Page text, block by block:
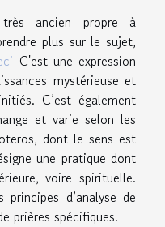
ancien propre à
plus sur le sujet,
C'est une expression
mystérieuse et
C’est également
et varie selon les
dont le sens est
une pratique dont
voire spirituelle.
d’analyse de
prières spécifiques.